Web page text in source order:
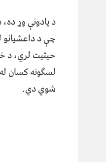
د یادونې وړ
چې د داعشيانو
حیثیت لري، د
لسګونه کسان
شوي دي.